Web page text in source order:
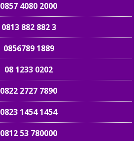
0857 4080 2000
0813 882 882 3
0856789 1889
08 1233 0202
0822 2727 7890
0823 1454 1454
0812 53 780000